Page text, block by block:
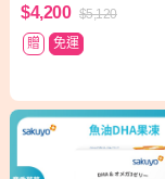
$4,200 $5,120
贈
免運